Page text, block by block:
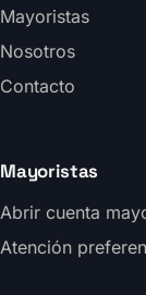
Mayoristas
Nosotros
Contacto
Mayoristas
Abrir cuenta
Atención